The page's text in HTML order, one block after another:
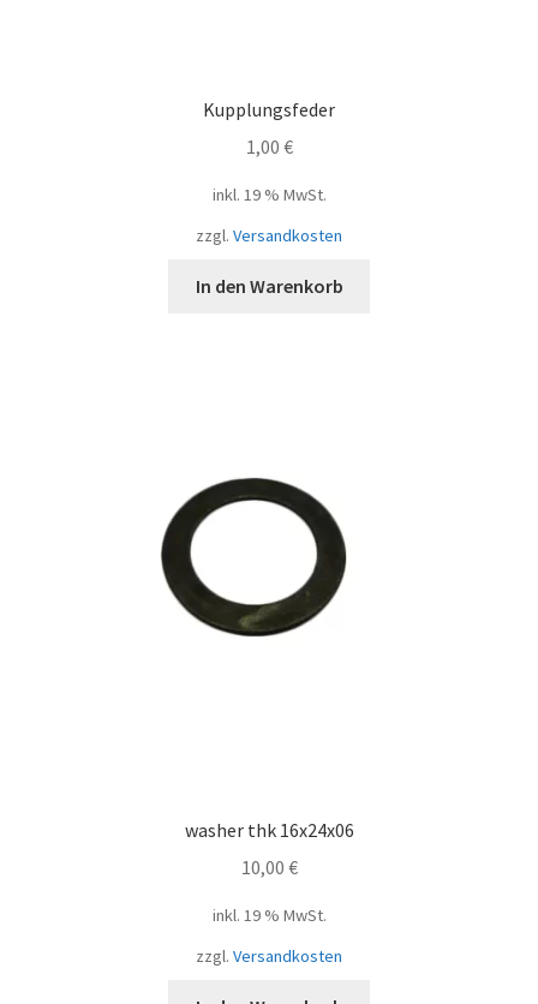
Kupplungsfeder
1,00 €
inkl. 19 % MwSt.
zzgl. Versandkosten
In den Warenkorb
washer thk 16x24x06
10,00 €
inkl. 19 % MwSt.
zzgl. Versandkosten